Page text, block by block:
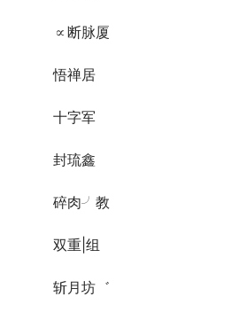
∝断脉厦
悟禅居
十字军
封琉鑫
碎肉╯教
双重|组
斩月坊゛